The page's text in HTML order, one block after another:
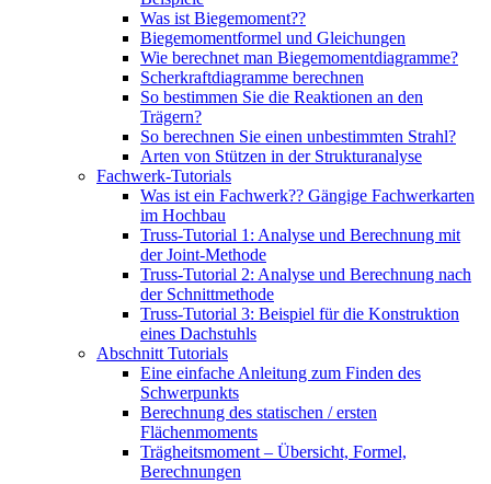
Was ist Biegemoment??
Biegemomentformel und Gleichungen
Wie berechnet man Biegemomentdiagramme?
Scherkraftdiagramme berechnen
So bestimmen Sie die Reaktionen an den
Trägern?
So berechnen Sie einen unbestimmten Strahl?
Arten von Stützen in der Strukturanalyse
Fachwerk-Tutorials
Was ist ein Fachwerk?? Gängige Fachwerkarten
im Hochbau
Truss-Tutorial 1: Analyse und Berechnung mit
der Joint-Methode
Truss-Tutorial 2: Analyse und Berechnung nach
der Schnittmethode
Truss-Tutorial 3: Beispiel für die Konstruktion
eines Dachstuhls
Abschnitt Tutorials
Eine einfache Anleitung zum Finden des
Schwerpunkts
Berechnung des statischen / ersten
Flächenmoments
Trägheitsmoment – ​​Übersicht, Formel,
Berechnungen